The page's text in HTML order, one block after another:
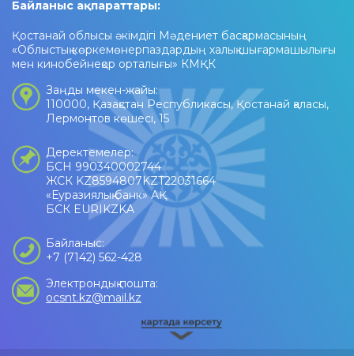
Байланыс ақпараттары:
Қостанай облысы әкімдігі Мәдениет басқармасының
«Облыстық көркемөнерпаздардың халық шығармашылығы
мен кинобейнеқор орталығы» КМҚК
Заңды мекен-жайы:
110000, Қазақстан Республикасы, Қостанай қаласы,
Лермонтов көшесі, 15
Деректемелер:
БСН 990340002744
ЖСК KZ8594807KZT22031664
«Еуразиялық банк» АҚ
БСК EURIKZKA
Байланыс:
+7 (7142) 562-428
Электрондық пошта:
ocsnt.kz@mail.kz